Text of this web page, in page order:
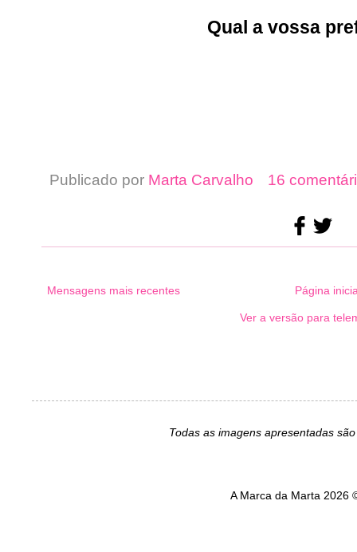
Qual a vossa
Publicado por Marta Carvalho 16
Mensagens mais recentes Página
Ver a versão para
Todas as imagens apresentadas
A Marca da Marta 2026